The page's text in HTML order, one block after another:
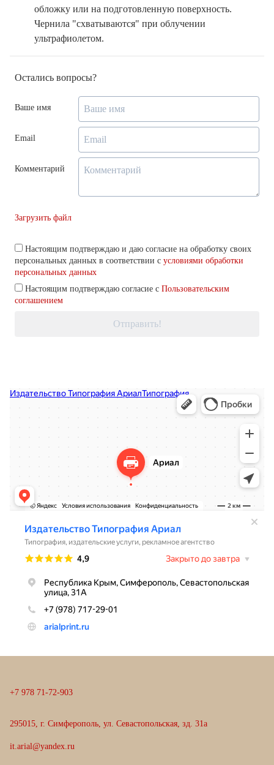
обложку или на подготовленную поверхность.
Чернила "схватываются" при облучении
ультрафиолетом.
Остались вопросы?
Ваше имя
Email
Комментарий
Загрузить файл
Настоящим подтверждаю и даю согласие на обработку своих
персональных данных в соответствии с условиями обработки
персональных данных
Настоящим подтверждаю согласие с Пользовательским
соглашением
Отправить!
+7 978 71-72-903
295015, г. Симферополь, ул. Севастопольская, зд. 31а
it.arial@yandex.ru